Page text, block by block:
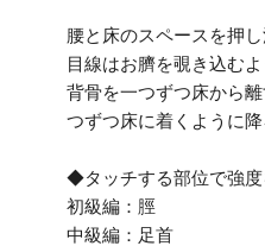
腰と床のスペースを押
目線はお臍を覗き込む
背骨を一つずつ床から
つずつ床に着くように
◆タッチする部位で強度
初級編：脛
中級編：足首